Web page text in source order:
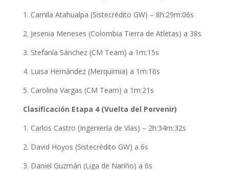
1. Camila Atahualpa (Sistecrédito GW) – 8h:29m:06s
2. Jesenia Meneses (Colombia Tierra de Atletas) a 38s
3. Stefanía Sánchez (CM Team) a 1m:15s
4. Luisa Hernández (Merquimia) a 1m:16s
5. Carolina Vargas (CM Team) a 1m:21s
Clasificación Etapa 4 (Vuelta del Porvenir)
1. Carlos Castro (Ingeniería de Vías) – 2h:34m:32s
2. David Hoyos (Sistecrédito GW) a 6s
3. Daniel Guzmán (Liga de Nariño) a 6s